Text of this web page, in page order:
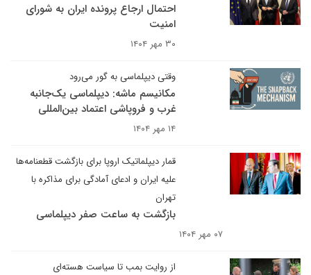
احتمال ارجاع پرونده ایران به شورای
امنیت
۳۰ مهر ۱۴۰۴
وقتی دیپلماسی به گور می‌رود
مکانیسم ماشه: دیپلماسی یک‌جانبه
غرب و فروپاشی اعتماد بین‌المللی
۱۴ مهر ۱۴۰۴
قمار دیپلماتیک اروپا برای بازگشت قطعنامه‌ها
علیه ایران و ادعای آمادگی برای مذاکره با
تهران
بازگشت به ساعت صفر دیپلماسی
۰۷ مهر ۱۴۰۴
از روایت بمب تا سیاست هسته‌ای